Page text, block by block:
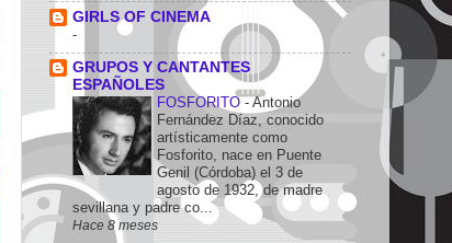
GIRLS OF CINEMA
-
GRUPOS Y CANTANTES
ESPAÑOLES
FOSFORITO-Antonio
Fernández Díaz, conocido
artísticamente como
Fosforito, nace en Puente
Genil (Córdoba) el 3 de
agosto de 1932, de madre
sevillana y padre co...
Hace 8 meses